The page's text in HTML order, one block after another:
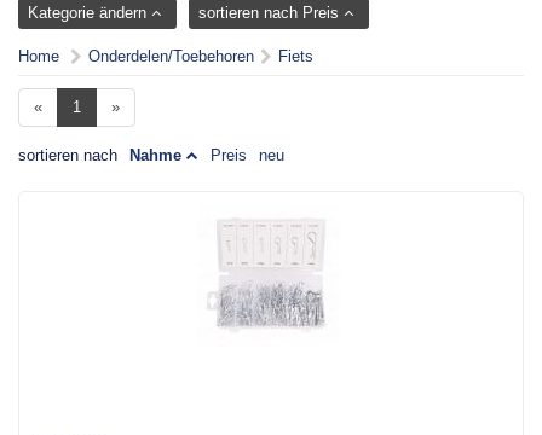
Kategorie ändern sortieren nach Preis
Home Onderdelen/Toebehoren Fiets
« 1 »
sortieren nach Nahme Preis neu